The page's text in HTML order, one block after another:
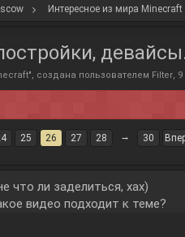
Интересное из мира Minecraft
", создана пользователем Filter,
25 26 27 28 → 30
что ли заделиться, хах)
видео подходит к теме?